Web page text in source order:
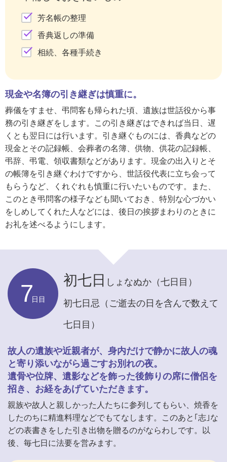
芳名帳の整理
香典返しの準備
相続、各種手続き
現金や名簿の引き継ぎは慎重に。
葬儀をすませ、弔問客も帰られた頃、遺族は世話役から事
務の引き継ぎをします。この引き継ぎはできれば当日、遅
くとも翌日には行います。引き継ぐものには、香典などの
現金とその記録帳、会葬者の名簿、供物、供花の記録帳、
弔辞、弔電、領収書類などがあります。現金の出入りとそ
の帳簿を引き継ぐわけですから、世話役代表に立ち会って
もらうなど、くれぐれも慎重に行いたいものです。また、
このとき弔問客の様子なども聞いておき、特別な心づかい
をしめしてくれた人などには、後日の挨拶まわりのときに
お礼を述べるようにします。
7日目
初七日 しょなぬか（七日目）
初七日忌（ご逝去の日を含んで数えて
七日目）
故人の遺族や近親者が、身内だけで静かに故人の魂
と寄り添いながら過ごすお別れの夜。
遺骨や位牌、遺影などを飾った後飾りの席に僧侶を
招き、お経をあげていただきます。
親族や故人と親しかった人たちに参列してもらい、焼香を
したのちに精進料理などでもてなします。このあと｢志｣な
どの表書きをした引き出物を贈るのがならわしです。以
後、毎七日に法要を営みます。